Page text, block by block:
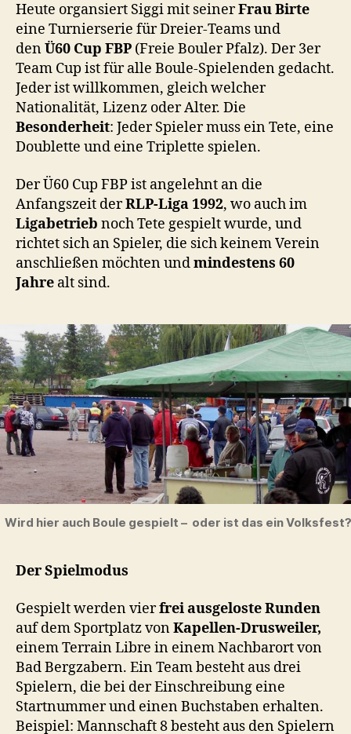
Heute organsiert Siggi mit seinerFrau Birte
eine Turnierserie für Dreier-Teams und
denÜ60 Cup FBP (Freie Bouler Pfalz). Der 3er
Team Cup ist für alle Boule-Spielenden gedacht.
Jeder ist willkommen, gleich welcher
Nationalität, Lizenz oder Alter. Die
Besonderheit: Jeder Spieler muss ein Tete, eine
Doublette und eine Triplette spielen.
Der Ü60 Cup FBP ist angelehnt an die
Anfangszeit derRLP-Liga 1992, wo auch im
Ligabetrieb noch Tete gespielt wurde, und
richtet sich an Spieler, die sich keinem Verein
anschließen möchten undmindestens 60
Jahre alt sind.
Wird hier auch Boule gespielt – oder ist das ein
Der Spielmodus
Gespielt werden vierfrei ausgeloste Runden
auf dem Sportplatz vonKapellen-Drusweiler,
einem Terrain Libre in einem Nachbarort von
Bad Bergzabern. Ein Team besteht aus drei
Spielern, die bei der Einschreibung eine
Startnummer und einen Buchstaben erhalten.
Beispiel: Mannschaft 8 besteht aus den Spielern